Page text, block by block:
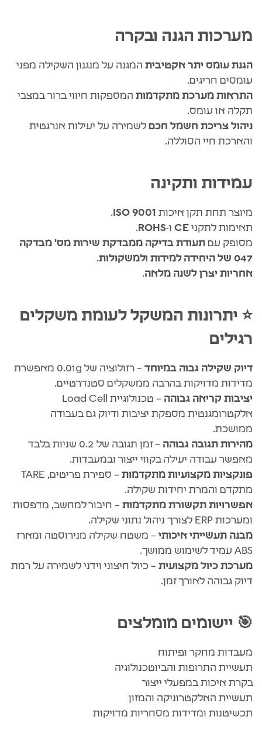
מערכות הגנה ובקרה
הגנת עומס יתר אקטיבית המגנה על מנגנון השקילה מפני
עומסים חריגים.
התראות מערכת מתקדמות המספקות חיווי ברור במצבי
תקלה או עומס.
ניהול צריכת חשמל חכם לשמירה על יעילות אנרגטית
והארכת חיי הסוללה.
עמידות ותקינה
מיוצר תחת תקן איכות ISO 9001
.
תאימות לתקני CE ו-ROHS
.
מסופק עם תעודת בדיקה ממבדקת שירות מס' מבדקה
047 של היחידה למידות ולמשקולות
.
אחריות יצרן לשנה מלאה.
⭐ יתרונות המשקל לעומת משקלים
רגילים
דיוק שקילה גבוה במיוחד
– רזולוציה של ‎0.01g מאפשרת
מדידות מדויקות בהרבה ממשקלים סטנדרטיים.
יציבות קריאה גבוהה
– טכנולוגיית Load Cell
אלקטרומגנטית מספקת יציבות ודיוק גם בעבודה
ממושכת.
מהירות תגובה גבוהה
– זמן תגובה של ‎0.2 שניות בלבד
מאפשר עבודה יעילה בקווי ייצור ובמעבדות.
פונקציות מקצועיות מתקדמות
– ספירת פריטים, TARE
מתקדם והמרת יחידות שקילה.
אפשרויות תקשורת מתקדמות – חיבור למחשב, מדפסות
ומערכות ERP לצורך ניהול נתוני שקילה.
מבנה תעשייתי איכותי – משטח שקילה מנירוסטה ומארז
ABS עמיד לשימוש ממושך.
מערכת כיול מקצועית – כיול חיצוני וידני לשמירה על רמת
דיוק גבוהה לאורך זמן.
🎯 יישומים מומלצים
מעבדות מחקר ופיתוח
תעשיית התרופות והביוטכנולוגיה
בקרת איכות במפעלי ייצור
תעשיית האלקטרוניקה והמזון
תכשיטנות ומדידות מסחריות מדויקות